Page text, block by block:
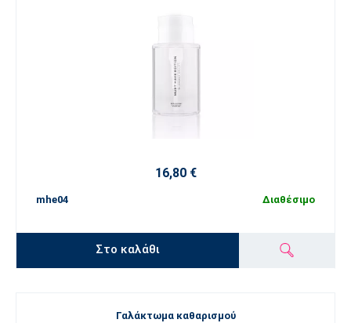
16,80 €
mhe04 Διαθέσιμο
Στο καλάθι
Γαλάκτωμα καθαρισμού